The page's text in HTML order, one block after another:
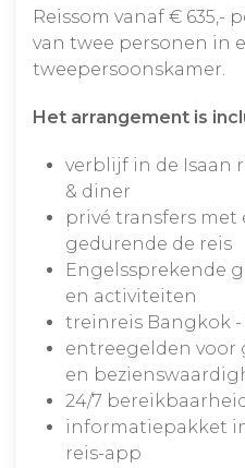
Reissom vanaf € 635,-
van twee personen in
tweepersoonskamer.
Het arrangement is
verblijf in de Isaan
& diner
privé transfers met
gedurende de reis
Engelssprekende
en activiteiten
treinreis Bangkok -
entreegelden voor
en
24/7
informatiepakket
reis-app